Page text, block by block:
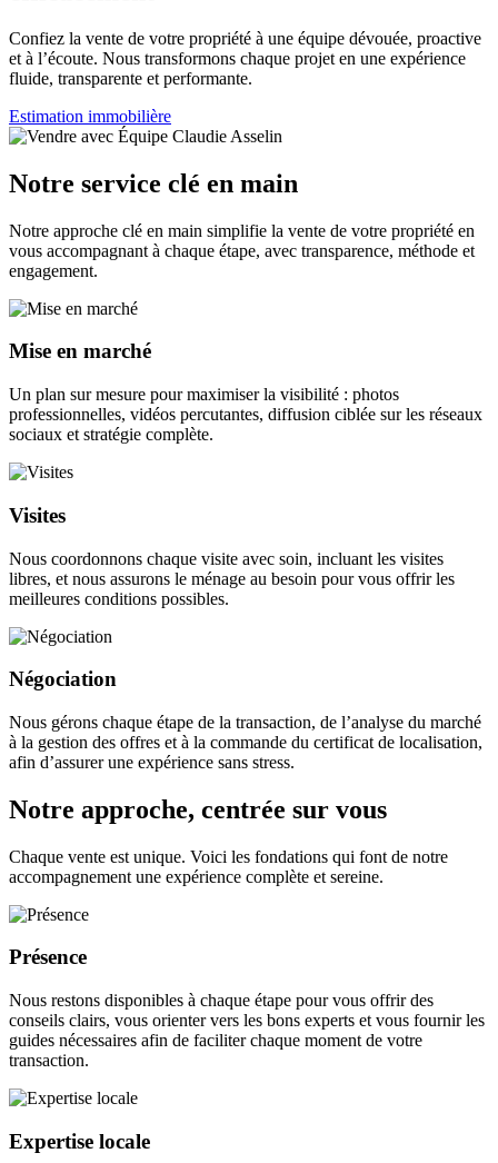
Confiez la vente de votre propriété à une équipe dévouée, proactive
et à l’écoute. Nous transformons chaque projet en une expérience
fluide, transparente et performante.
Estimation immobilière
Notre service clé en main
Notre approche clé en main simplifie la vente de votre propriété en
vous accompagnant à chaque étape, avec transparence, méthode et
engagement.
Mise en marché
Un plan sur mesure pour maximiser la visibilité : photos
professionnelles, vidéos percutantes, diffusion ciblée sur les réseaux
sociaux et stratégie complète.
Visites
Nous coordonnons chaque visite avec soin, incluant les visites
libres, et nous assurons le ménage au besoin pour vous offrir les
meilleures conditions possibles.
Négociation
Nous gérons chaque étape de la transaction, de l’analyse du marché
à la gestion des offres et à la commande du certificat de localisation,
afin d’assurer une expérience sans stress.
Notre approche, centrée sur vous
Chaque vente est unique. Voici les fondations qui font de notre
accompagnement une expérience complète et sereine.
Présence
Nous restons disponibles à chaque étape pour vous offrir des
conseils clairs, vous orienter vers les bons experts et vous fournir les
guides nécessaires afin de faciliter chaque moment de votre
transaction.
Expertise locale